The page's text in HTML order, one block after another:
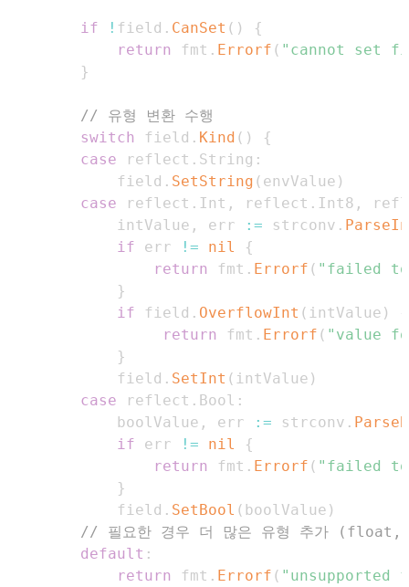
if ! field . CanSet ( )
{
return
fmt . Errorf ( "cannot set
}
// 유형 변환 수행
switch
field . Kind ( )
{
case reflect . String :
			field
. SetString ( envValue )
case reflect . Int , reflect . Int8 ,
			intValue
, err := strconv .
if err != nil
{
return
fmt . Errorf ( "failed to
}
if field . OverflowInt ( intValue )
return
fmt . Errorf ( "value
}
			field
. SetInt ( intValue )
case reflect . Bool :
			boolValue
, err := strconv .
if err != nil
{
return
fmt . Errorf ( "failed to
}
			field
. SetBool ( boolValue )
// 필요한 경우 더 많은 유형 추가
default :
return
fmt . Errorf (